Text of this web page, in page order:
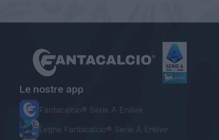
Le nostre app
Fantacalcio® Serie A Enilive
Leghe Fantacalcio® Serie A Enilive